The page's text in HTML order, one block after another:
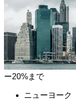
ー20%まで
ニューヨーク